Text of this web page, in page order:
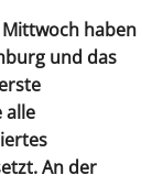
Mittwoch haben
und das
alle
An der